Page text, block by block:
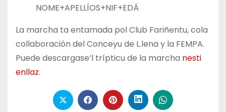
NOME+APELLÍOS+NIF+EDÁ
La marcha ta entamada pol Club Fariñentu, cola
collaboración del Conceyu de L.lena y la FEMPA.
Puede descargase’l trípticu de la marcha nesti
enllaz.